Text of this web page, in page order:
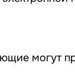
могут